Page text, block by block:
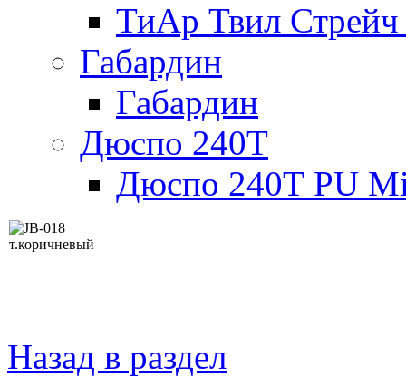
ТиАр Твил Стрейч
Габардин
Габардин
Дюспо 240Т
Дюспо 240Т PU
Назад в раздел